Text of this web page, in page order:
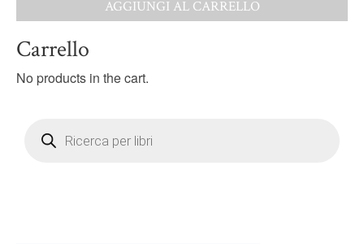
AGGIUNGI AL CARRELLO
Carrello
No products in the cart.
search